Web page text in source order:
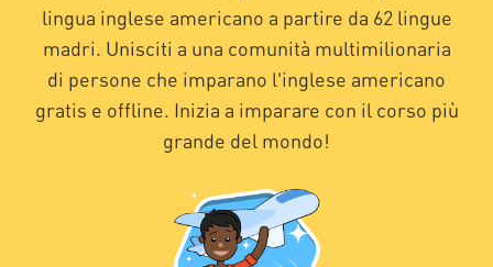
lingua inglese americano a partire da 62 lingue
madri. Unisciti a una comunità multimilionaria
di persone che imparano l'inglese americano
gratis e offline. Inizia a imparare con il corso più
grande del mondo!